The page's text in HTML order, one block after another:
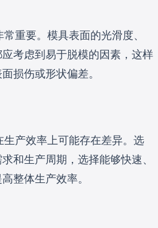
重要。模具表面的光滑度、
考虑到易于脱模的因素，这样
损伤或形状偏差。
产效率上可能存在差异。选
和生产周期，选择能够快速、
整体生产效率。